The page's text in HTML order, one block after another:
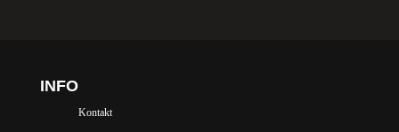
INFO
Kontakt